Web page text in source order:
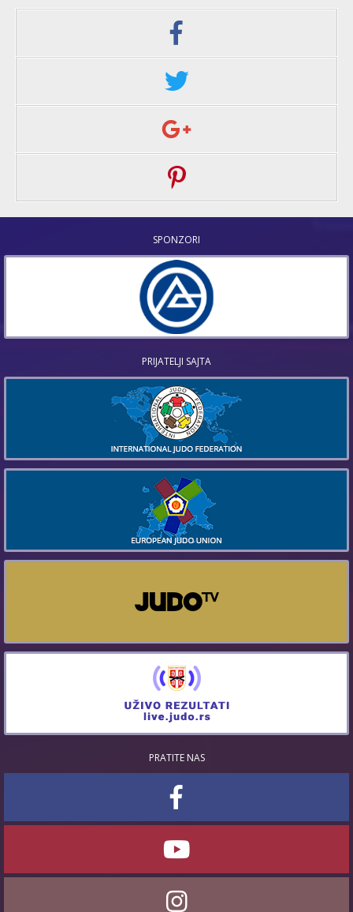
SPONZORI
PRIJATELJI SAJTA
PRATITE NAS